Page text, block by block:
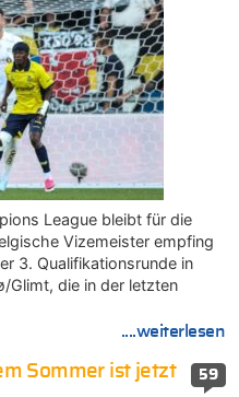
League bleibt für die
Vizemeister empfing
3. Qualifikationsrunde in
Glimt, die in der letzten
....weiterlesen
59
Sommer ist jetzt